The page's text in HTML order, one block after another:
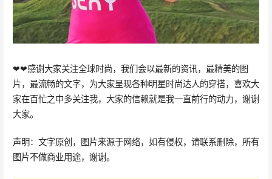
❤❤感谢大家关注全球时尚，我们会以最新的资讯，最精美的图
片，最流畅的文字，为大家呈现各种明星时尚达人的穿搭，喜欢大
家在百忙之中多关注我，大家的信赖就是我一直前行的动力，谢谢
大家。
声明：文字原创，图片来源于网络，如有侵权，请联系删除，所有
图片不做商业用途，谢谢。